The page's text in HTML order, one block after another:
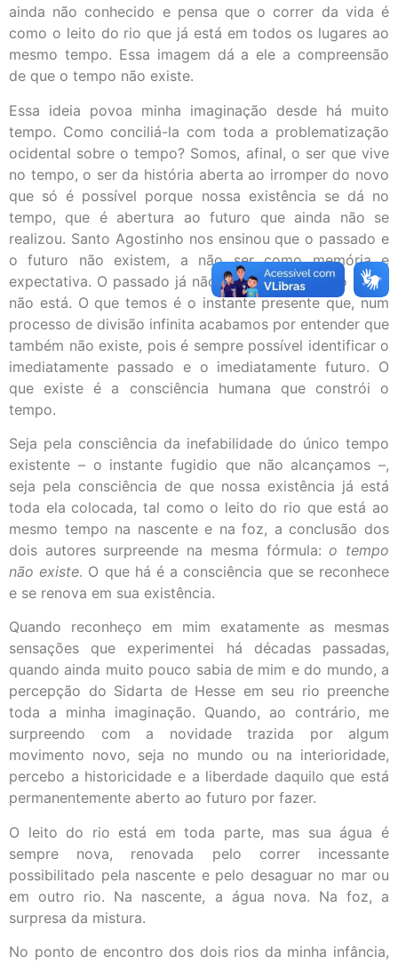
ainda não conhecido e pensa que o correr da vida é
como o leito do rio que já está em todos os lugares ao
mesmo tempo. Essa imagem dá a ele a compreensão
de que o tempo não existe.
Essa ideia povoa minha imaginação desde há muito
tempo. Como conciliá-la com toda a problematização
ocidental sobre o tempo? Somos, afinal, o ser que vive
no tempo, o ser da história aberta ao irromper do novo
que só é possível porque nossa existência se dá no
tempo, que é abertura ao futuro que ainda não se
realizou. Santo Agostinho nos ensinou que o passado e
o futuro não existem, a não ser como memória e
expectativa. O passado já não está aqui, o futuro ainda
não está. O que temos é o instante presente que, num
processo de divisão infinita acabamos por entender que
também não existe, pois é sempre possível identificar o
imediatamente passado e o imediatamente futuro. O
que existe é a consciência humana que constrói o
tempo.
Seja pela consciência da inefabilidade do único tempo
existente – o instante fugidio que não alcançamos –,
seja pela consciência de que nossa existência já está
toda ela colocada, tal como o leito do rio que está ao
mesmo tempo na nascente e na foz, a conclusão dos
dois autores surpreende na mesma fórmula:o tempo
não existe. O que há é a consciência que se reconhece
e se renova em sua existência.
Quando reconheço em mim exatamente as mesmas
sensações que experimentei há décadas passadas,
quando ainda muito pouco sabia de mim e do mundo, a
percepção do Sidarta de Hesse em seu rio preenche
toda a minha imaginação. Quando, ao contrário, me
surpreendo com a novidade trazida por algum
movimento novo, seja no mundo ou na interioridade,
percebo a historicidade e a liberdade daquilo que está
permanentemente aberto ao futuro por fazer.
O leito do rio está em toda parte, mas sua água é
sempre nova, renovada pelo correr incessante
possibilitado pela nascente e pelo desaguar no mar ou
em outro rio. Na nascente, a água nova. Na foz, a
surpresa da mistura.
No ponto de encontro dos dois rios da minha infância,